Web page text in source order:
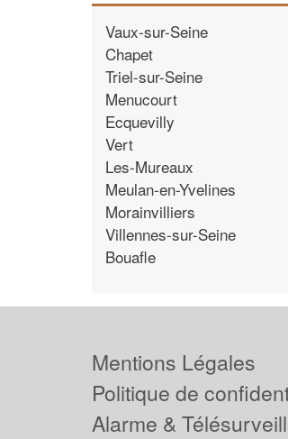
Vaux-sur-Seine
Chapet
Triel-sur-Seine
Menucourt
Ecquevilly
Vert
Les-Mureaux
Meulan-en-Yvelines
Morainvilliers
Villennes-sur-Seine
Bouafle
Mentions Légales
Politique de
Alarme &